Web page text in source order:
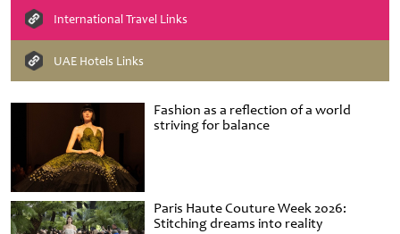
Fashion as a reflection of a world
striving for balance
Paris Haute Couture Week 2026:
Stitching dreams into reality
International Travel Links
UAE Hotels Links